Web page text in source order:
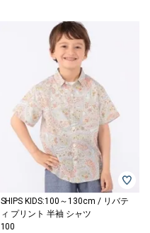
SHIPS KIDS:100～130cm / リバテ
ィ プリント 半袖 シャツ
100